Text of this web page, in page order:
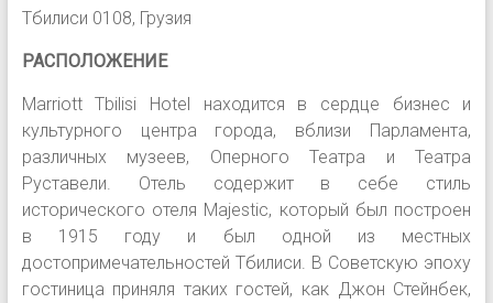
Тбилиси 0108, Грузия
РАСПОЛОЖЕНИЕ
Marriott Tbilisi Hotel находится в сердце бизнес и
культурного центра города, вблизи Парламента,
различных музеев, Оперного Театра и Театра
Руставели. Отель содержит в себе cтиль
исторического отеля Majestic, который был построен
в 1915 году и был oднoй из местных
доcтопримечательностей Тбилиси. В Советскую эпоху
гостиница приняля таких гостей, как Джон Стейнбек,